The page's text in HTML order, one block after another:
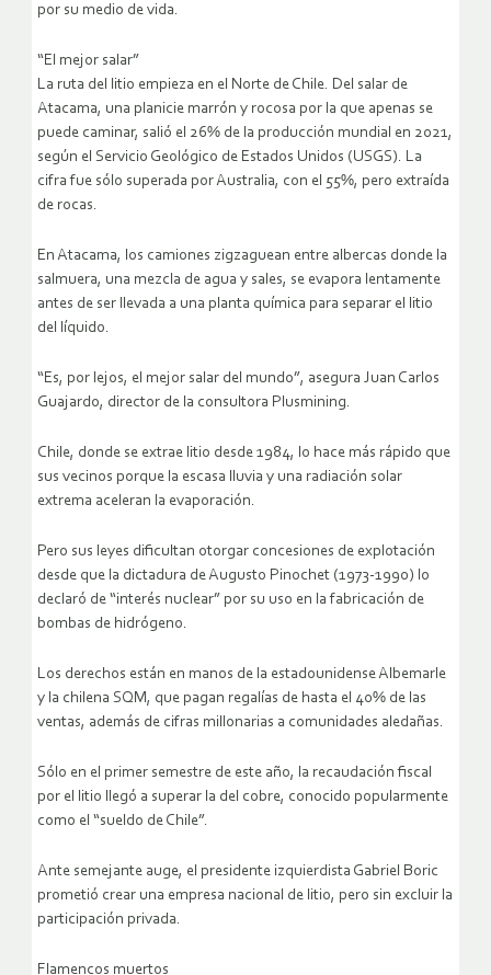
por su medio de vida.
“El mejor salar”
La ruta del litio empieza en el Norte de Chile. Del salar de
Atacama, una planicie marrón y rocosa por la que apenas se
puede caminar, salió el 26% de la producción mundial en 2021,
según el Servicio Geológico de Estados Unidos (USGS). La
cifra fue sólo superada por Australia, con el 55%, pero extraída
de rocas.
En Atacama, los camiones zigzaguean entre albercas donde la
salmuera, una mezcla de agua y sales, se evapora lentamente
antes de ser llevada a una planta química para separar el litio
del líquido.
“Es, por lejos, el mejor salar del mundo”, asegura Juan Carlos
Guajardo, director de la consultora Plusmining.
Chile, donde se extrae litio desde 1984, lo hace más rápido que
sus vecinos porque la escasa lluvia y una radiación solar
extrema aceleran la evaporación.
Pero sus leyes dificultan otorgar concesiones de explotación
desde que la dictadura de Augusto Pinochet (1973-1990) lo
declaró de “interés nuclear” por su uso en la fabricación de
bombas de hidrógeno.
Los derechos están en manos de la estadounidense Albemarle
y la chilena SQM, que pagan regalías de hasta el 40% de las
ventas, además de cifras millonarias a comunidades aledañas.
Sólo en el primer semestre de este año, la recaudación fiscal
por el litio llegó a superar la del cobre, conocido popularmente
como el “sueldo de Chile”.
Ante semejante auge, el presidente izquierdista Gabriel Boric
prometió crear una empresa nacional de litio, pero sin excluir la
participación privada.
Flamencos muertos